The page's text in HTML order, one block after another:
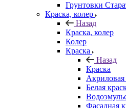
Грунтовки
Краска, колер
Назад
Краска, колер
Колер
Краска
Назад
Краска
Акриловая
Белая
Фасадная